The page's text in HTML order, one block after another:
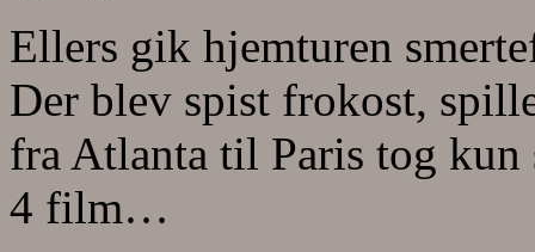
Ellers gik hjemturen
Der blev spist frokost,
fra Atlanta til Paris tog kun
4 film…